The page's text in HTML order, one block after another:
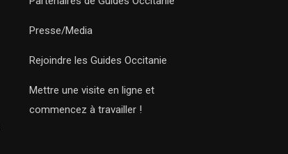
Presse/Media
Rejoindre les Guides Occitanie
Mettre une visite en ligne et
commencez à travailler !